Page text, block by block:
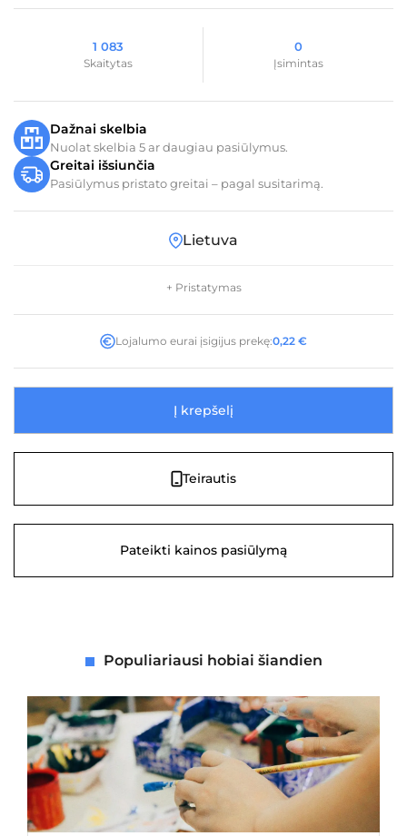
1 083
Skaitytas
0
Įsimintas
Dažnai skelbia
Nuolat skelbia 5 ar daugiau pasiūlymus.
Greitai išsiunčia
Pasiūlymus pristato greitai – pagal susitarimą.
Lietuva
+ Pristatymas
Lojalumo eurai įsigijus prekę:0,22 €
Į krepšelį
Teirautis
Pateikti kainos pasiūlymą
Populiariausi hobiai šiandien